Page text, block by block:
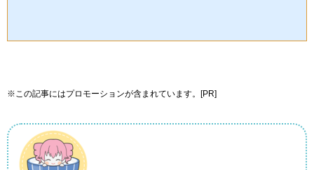
※この記事にはプロモーションが含まれています。[PR]